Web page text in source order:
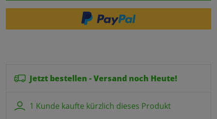
Jetzt bestellen - Versand noch Heute!
1 Kunde kaufte kürzlich dieses Produkt